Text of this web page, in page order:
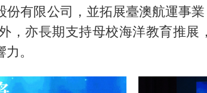
有限公司，並拓展臺澳航運事
，亦長期支持母校海洋教育推
。